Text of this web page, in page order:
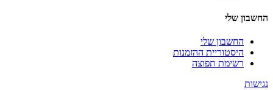
החשבון שלי
החשבון שלי
היסטוריית ההזמנות
רשימת תפוצה
נגישות